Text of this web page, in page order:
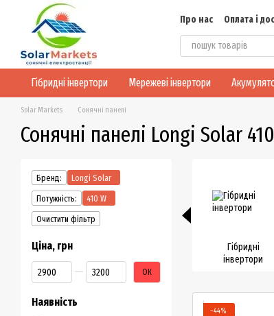
Перейти до основного контенту
Про нас Оплата і
Блог
Гібридні інвертори Мережеві інвертори
Solar Markets Сонячні панелі
Сонячні панелі Longi Solar
Гібридні
інвертори
−44%
Бренд:
Longi Solar
Потужність:
410 W
Очистити фільтр
Ціна, грн
Від Ціна, грн
До Ціна, грн ОК
Наявність